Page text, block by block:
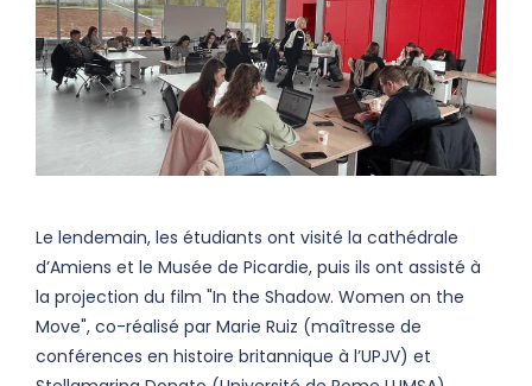
Le lendemain, les étudiants ont visité la cathédrale
d’Amiens et le Musée de Picardie, puis ils ont assisté à
la projection du film "In the Shadow. Women on the
Move", co-réalisé par Marie Ruiz (maîtresse de
conférences en histoire britannique à l’UPJV) et